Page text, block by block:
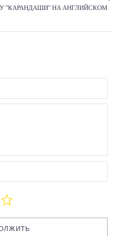
"КАРАНДАШИ" НА АНГЛИЙСКОМ